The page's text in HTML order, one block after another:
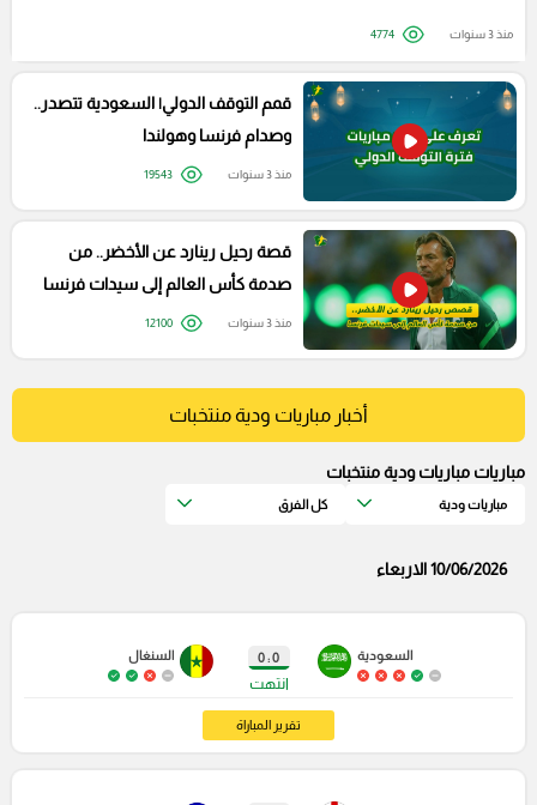
منذ 3 سنوات 4774
قمم التوقف الدولي| السعودية تتصدر..
وصدام فرنسا وهولندا
منذ 3 سنوات 19543
قصة رحيل رينارد عن الأخضر.. من
صدمة كأس العالم إلى سيدات فرنسا
منذ 3 سنوات 12100
أخبار مباريات ودية منتخبات
مباريات مباريات ودية منتخبات
مباريات ودية كل الفرق
10/06/2026 الاربعاء
السعودية 0 : 0
انتهت
السنغال
تقرير المباراة